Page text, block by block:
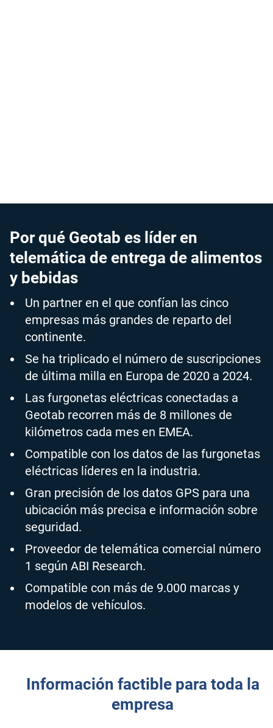
Por qué Geotab es líder en
telemática de entrega de alimentos
y bebidas
Un partner en el que confían las cinco
empresas más grandes de reparto del
continente.
Se ha triplicado el número de suscripciones
de última milla en Europa de 2020 a 2024.
Las furgonetas eléctricas conectadas a
Geotab recorren más de 8 millones de
kilómetros cada mes en EMEA.
Compatible con los datos de las furgonetas
eléctricas líderes en la industria.
Gran precisión de los datos GPS para una
ubicación más precisa e información sobre
seguridad.
Proveedor de telemática comercial número
1 según ABI Research.
Compatible con más de 9.000 marcas y
modelos de vehículos.
Información factible para toda la
empresa